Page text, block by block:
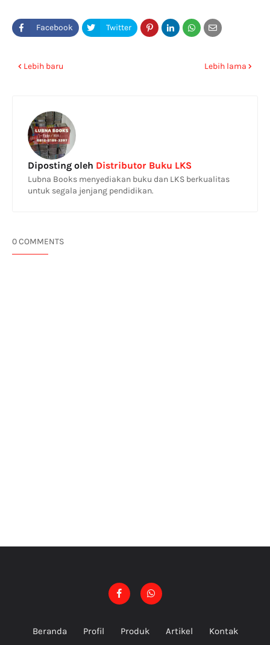
Lebih baru Lebih lama
Diposting oleh Distributor Buku LKS
Lubna Books menyediakan buku dan LKS berkualitas
untuk segala jenjang pendidikan.
0 COMMENTS
Beranda Profil Produk Artikel Kontak